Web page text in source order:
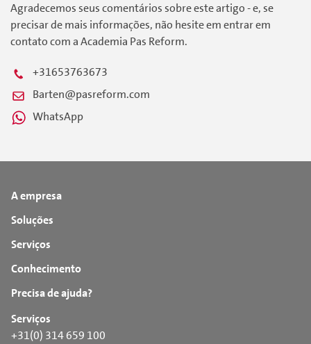
Agradecemos seus comentários sobre este artigo - e, se
precisar de mais informações, não hesite em entrar em
contato com a Academia Pas Reform.
+31653763673
Barten@pasreform.com
WhatsApp
A empresa
Soluções
Serviços
Conhecimento
Precisa de ajuda?
Serviços
+31(0) 314 659 100